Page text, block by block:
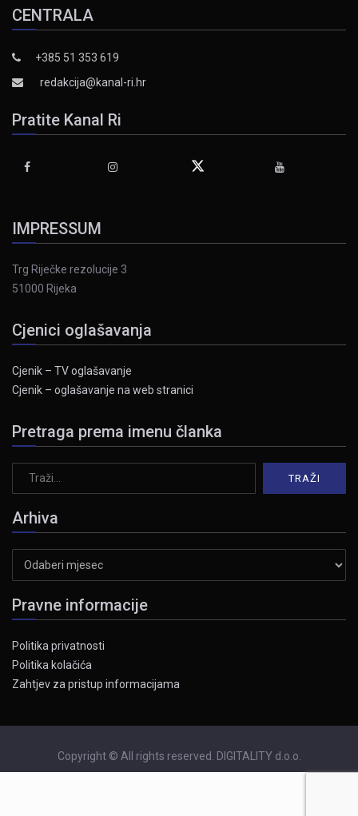
CENTRALA
+385 51 353 619
redakcija@kanal-ri.hr
Pratite Kanal Ri
IMPRESSUM
Trg Riječke rezolucije 3
51000 Rijeka
Cjenici oglašavanja
Cjenik – TV oglašavanje
Cjenik – oglašavanje na web stranici
Pretraga prema imenu članka
Arhiva
Pravne informacije
Politika privatnosti
Politika kolačića
Zahtjev za pristup informacijama
Copyright © All rights reserved. DIGITALITY d.o.o.